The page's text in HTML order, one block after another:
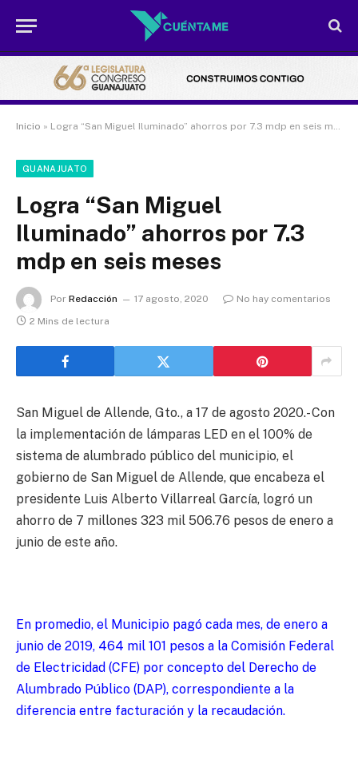
Inicio » Logra “San Miguel Iluminado” ahorros por 7.3 mdp en seis meses
GUANAJUATO
Logra “San Miguel
Iluminado” ahorros por 7.3
mdp en seis meses
Por Redacción 17 agosto, 2020
No hay comentarios
2 Mins de lectura
San Miguel de Allende, Gto., a 17 de agosto 2020.- Con
la implementación de lámparas LED en el 100% de
sistema de alumbrado público del municipio, el
gobierno de San Miguel de Allende, que encabeza el
presidente Luis Alberto Villarreal García, logró un
ahorro de 7 millones 323 mil 506.76 pesos de enero a
junio de este año.
En promedio, el Municipio pagó cada mes, de enero a
junio de 2019, 464 mil 101 pesos a la Comisión Federal
de Electricidad (CFE) por concepto del Derecho de
Alumbrado Público (DAP), correspondiente a la
diferencia entre facturación y la recaudación.